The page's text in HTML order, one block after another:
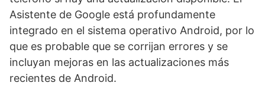
Asistente de Google está profundamente
integrado en el sistema operativo Android, por lo
que es probable que se corrijan errores y se
incluyan mejoras en las actualizaciones más
recientes de Android.